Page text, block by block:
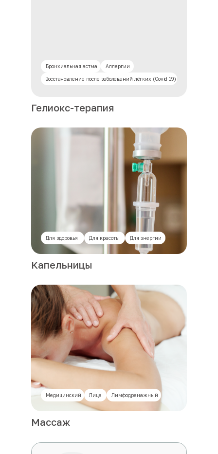
Бронхиальная астма Аллергии
Восстановление после заболеваний лёгких (Covid 19)
Гелиокс-терапия
Для здоровья Для красоты Для энергии
Капельницы
Медицинский Лица Лимфодренажный
Массаж